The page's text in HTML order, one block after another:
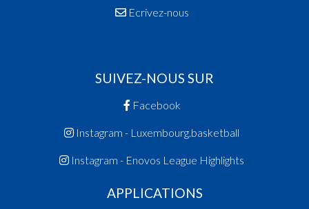
Ecrivez-nous
SUIVEZ-NOUS SUR
Facebook
Instagram - Luxembourg.basketball
Instagram - Enovos League Highlights
APPLICATIONS